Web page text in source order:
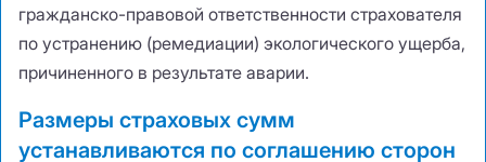
гражданско-правовой ответственности страхователя
по устранению (ремедиации) экологического ущерба,
причиненного в результате аварии.
Размеры страховых сумм
устанавливаются по соглашению сторон